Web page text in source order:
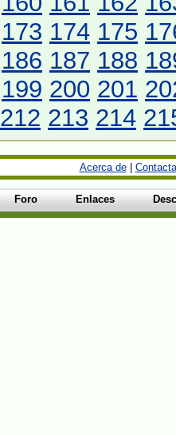
173 174 175
186 187 188
199 200 201
212 213 214
Acerca de|
Foro Enlaces